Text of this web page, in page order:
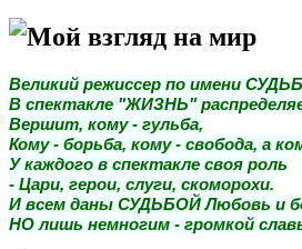
Мой взгляд на мир
Великий режиссер по имени
В спектакле "ЖИЗНЬ"
Вершит, кому - гульба,
Кому - борьба, кому - свобода, а
У каждого в спектакле своя роль
- Цари, герои, слуги, скоморохи.
И всем даны СУДЬБОЙ Любовь и
НО лишь немногим - громкой